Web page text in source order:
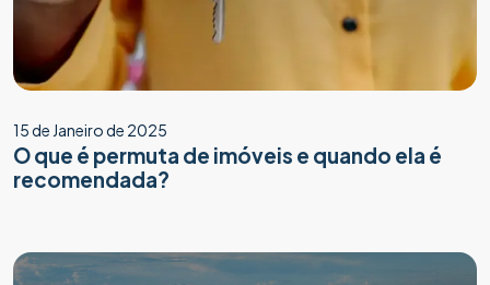
15 de Janeiro de 2025
O que é permuta de imóveis e quando ela é
recomendada?